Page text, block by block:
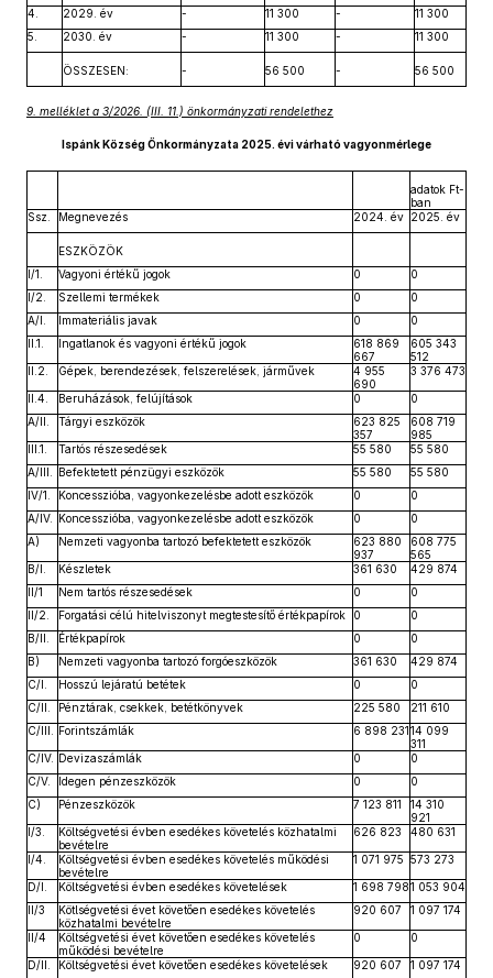
4.
2029. év - 11 300 -
11 300
5.
2030. év - 11 300 - 11 300
ÖSSZESEN: - 56 500 - 56 500
9. melléklet a 3/2026. (III. 11.) önkormányzati rendelethez
Ispánk Község Önkormányzata 2025. évi várható vagyonmérlege
adatok Ft-
ban
Ssz.
Megnevezés 2024. év 2025. év
ESZKÖZÖK
I/1.
Vagyoni értékű jogok 0
0
I/2.
Szellemi termékek 0
0
A/I.
Immateriális javak 0
0
II.1.
Ingatlanok és vagyoni értékű jogok
618 869
667
605 343
512
II.2.
Gépek, berendezések, felszerelések, járművek
4 955
690
3 376 473
II.4. Beruházások, felújítások 0
0
A/II.
Tárgyi eszközök
623 825
357
608 719
985
III.1.
Tartós részesedések 55 580
55 580
A/III.
Befektetett pénzügyi eszközök 55 580
55 580
IV/1.
Koncesszióba, vagyonkezelésbe adott eszközök 0
0
A/IV.
Koncesszióba, vagyonkezelésbe adott eszközök 0
0
A)
Nemzeti vagyonba tartozó befektetett eszközök
623 880
937
608 775
565
B/I.
Készletek 361 630
429 874
II/1
Nem tartós részesedések 0
0
II/2.
Forgatási célú hitelviszonyt megtestesítő értékpapírok 0
0
B/II.
Értékpapírok 0
0
B)
Nemzeti vagyonba tartozó forgóeszközök 361 630
429 874
C/I.
Hosszú lejáratú betétek 0
0
C/II.
Pénztárak, csekkek, betétkönyvek 225 580
211 610
C/III.
Forintszámlák 6 898 23114 099
311
C/IV. Devizaszámlák 0
0
C/V.
Idegen pénzeszközök 0
0
C)
Pénzeszközök 7 123 811
14 310
921
I/3.
Költségvetési évben esedékes követelés közhatalmi
bevételre
626 823 480 631
I/4.
Költségvetési évben esedékes követelés működési
bevételre
1 071 975 573 273
D/I. Költségvetési évben esedékes követelések 1 698 7981 053 904
II/3
Kötlségvetési évet követően esedékes követelés
közhatalmi bevételre
920 607 1 097 174
II/4
Költségvetési évet követően esedékes követelés
működési bevételre
0 0
D/II. Költségvetési évet követően esedékes követelések 920 607
1 097 174